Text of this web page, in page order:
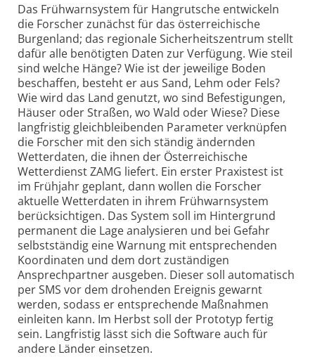
Das Frühwarnsystem für Hangrutsche entwickeln
die Forscher zunächst für das österreichische
Burgenland; das regionale Sicherheitszentrum stellt
dafür alle benötigten Daten zur Verfügung. Wie steil
sind welche Hänge? Wie ist der jeweilige Boden
beschaffen, besteht er aus Sand, Lehm oder Fels?
Wie wird das Land genutzt, wo sind Befestigungen,
Häuser oder Straßen, wo Wald oder Wiese? Diese
langfristig gleichbleibenden Parameter verknüpfen
die Forscher mit den sich ständig ändernden
Wetterdaten, die ihnen der Österreichische
Wetterdienst ZAMG liefert. Ein erster Praxistest ist
im Frühjahr geplant, dann wollen die Forscher
aktuelle Wetterdaten in ihrem Frühwarnsystem
berücksichtigen. Das System soll im Hintergrund
permanent die Lage analysieren und bei Gefahr
selbstständig eine Warnung mit entsprechenden
Koordinaten und dem dort zuständigen
Ansprechpartner ausgeben. Dieser soll automatisch
per SMS vor dem drohenden Ereignis gewarnt
werden, sodass er entsprechende Maßnahmen
einleiten kann. Im Herbst soll der Prototyp fertig
sein. Langfristig lässt sich die Software auch für
andere Länder einsetzen.